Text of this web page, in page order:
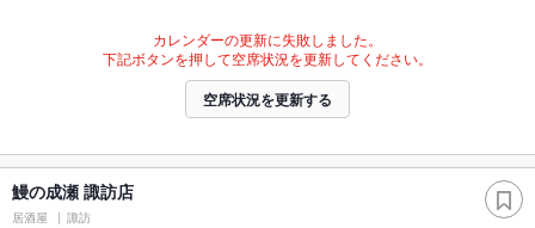
カレンダーの更新に失敗しました。
下記ボタンを押して空席状況を更新してください。
空席状況を更新する
鰻の成瀬 諏訪店
居酒屋 諏訪